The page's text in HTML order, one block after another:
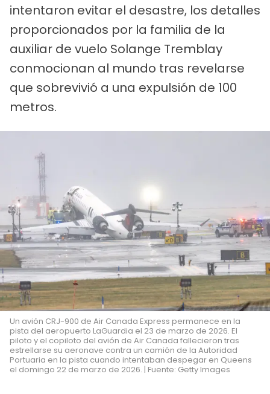
intentaron evitar el desastre, los detalles
proporcionados por la familia de la
auxiliar de vuelo Solange Tremblay
conmocionan al mundo tras revelarse
que sobrevivió a una expulsión de 100
metros.
Un avión CRJ-900 de Air Canada Express permanece en la
pista del aeropuerto LaGuardia el 23 de marzo de 2026. El
piloto y el copiloto del avión de Air Canada fallecieron tras
estrellarse su aeronave contra un camión de la Autoridad
Portuaria en la pista cuando intentaban despegar en Queens
el domingo 22 de marzo de 2026. | Fuente: Getty Images